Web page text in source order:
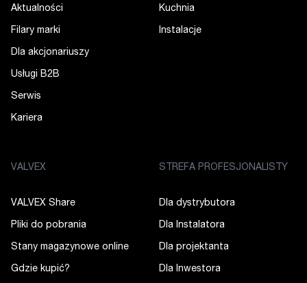
Aktualności
Filary marki
Dla akcjonariuszy
Usługi B2B
Serwis
Kariera
Kuchnia
Instalacje
VALVEX
VALVEX Share
Pliki do pobrania
Stany magazynowe online
Gdzie kupić?
STREFA PROFESJONALISTY
Dla dystrybutora
Dla Instalatora
Dla projektanta
Dla Inwestora